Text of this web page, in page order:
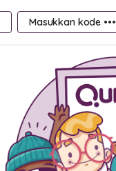
Masukkan kode •••